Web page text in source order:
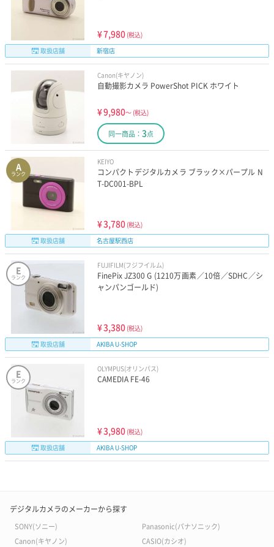
¥7,980 (税込)
取扱店舗
新宿店
Canon(キヤノン)
自動撮影カメラ PowerShot PICK ホワイト
¥9,980～ (税込)
同一商品： 3点
A
ランク
KEIYO
コンパクトデジタルカメラ ブラック×パープル N
T-DC001-BPL
¥3,780 (税込)
取扱店舗
名古屋駅西店
E
ランク
FUJIFILM(フジフイルム)
FinePix JZ300 G (1210万画素／10倍／SDHC／シ
ャンパンゴールド)
¥3,380 (税込)
取扱店舗
AKIBA U-SHOP
E
ランク
OLYMPUS(オリンパス)
CAMEDIA FE-46
¥3,980 (税込)
取扱店舗
AKIBA U-SHOP
デジタルカメラのメーカーから探す
SONY(ソニー)
Panasonic(パナソニック)
Canon(キヤノン)
CASIO(カシオ)